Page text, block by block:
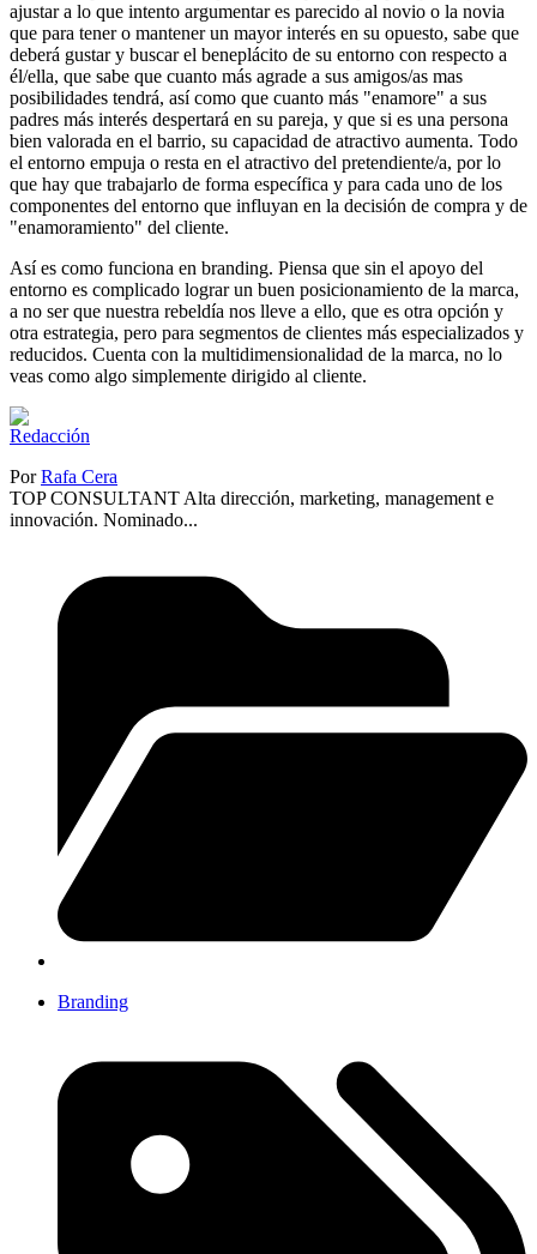
ajustar a lo que intento argumentar es parecido al novio o la novia
que para tener o mantener un mayor interés en su opuesto, sabe que
deberá gustar y buscar el beneplácito de su entorno con respecto a
él/ella, que sabe que cuanto más agrade a sus amigos/as mas
posibilidades tendrá, así como que cuanto más "enamore" a sus
padres más interés despertará en su pareja, y que si es una persona
bien valorada en el barrio, su capacidad de atractivo aumenta. Todo
el entorno empuja o resta en el atractivo del pretendiente/a, por lo
que hay que trabajarlo de forma específica y para cada uno de los
componentes del entorno que influyan en la decisión de compra y de
"enamoramiento" del cliente.
Así es como funciona en branding. Piensa que sin el apoyo del
entorno es complicado lograr un buen posicionamiento de la marca,
a no ser que nuestra rebeldía nos lleve a ello, que es otra opción y
otra estrategia, pero para segmentos de clientes más especializados y
reducidos. Cuenta con la multidimensionalidad de la marca, no lo
veas como algo simplemente dirigido al cliente.
PorRafa Cera
TOP CONSULTANT Alta dirección, marketing, management e
innovación. Nominado...
Branding